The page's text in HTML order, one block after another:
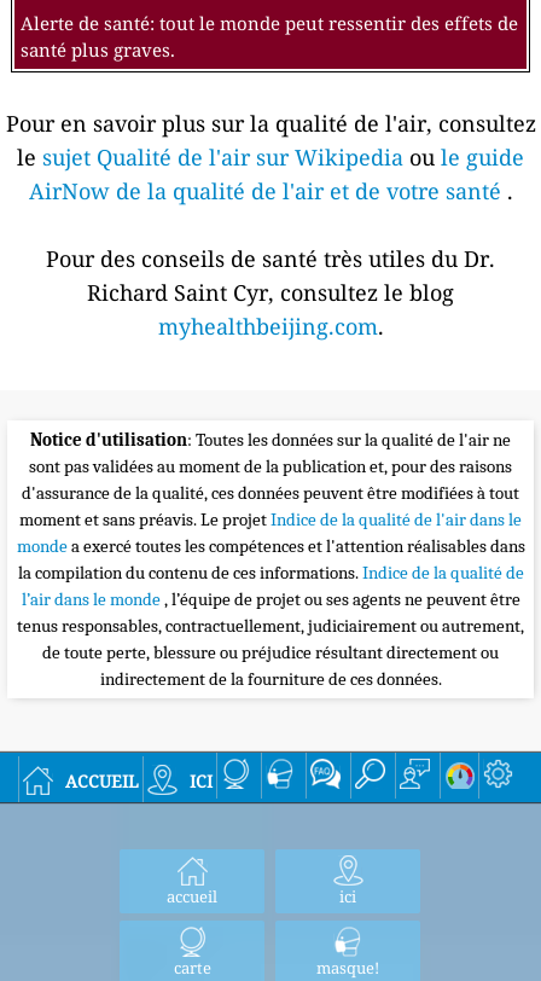
Alerte de santé: tout le monde peut ressentir des effets de
santé plus graves.
Pour en savoir plus sur la qualité de l'air, consultez
le sujet Qualité de l'air sur Wikipedia ou le guide
AirNow de la qualité de l'air et de votre santé .
Pour des conseils de santé très utiles du Dr.
Richard Saint Cyr, consultez le blog
myhealthbeijing.com.
Notice d'utilisation: Toutes les données sur la qualité de l'air ne
sont pas validées au moment de la publication et, pour des raisons
d'assurance de la qualité, ces données peuvent être modifiées à tout
moment et sans préavis. Le projetIndice de la qualité de l'air dans le
mondea exercé toutes les compétences et l'attention réalisables dans
la compilation du contenu de ces informations.Indice de la qualité de
l’air dans le monde, l’équipe de projet ou ses agents ne peuvent être
tenus responsables, contractuellement, judiciairement ou autrement,
de toute perte, blessure ou préjudice résultant directement ou
indirectement de la fourniture de ces données.
accueil ici
accueil ici
carte masque!